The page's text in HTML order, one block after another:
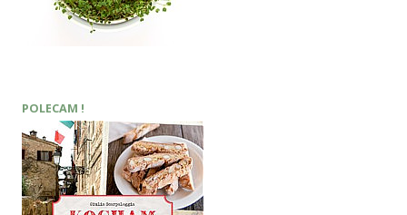
POLECAM !